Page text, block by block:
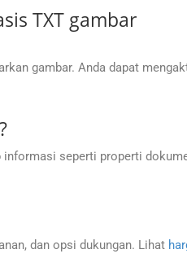
TXT gambar
gambar. Anda dapat
informasi seperti properti
dan opsi dukungan. Lihat